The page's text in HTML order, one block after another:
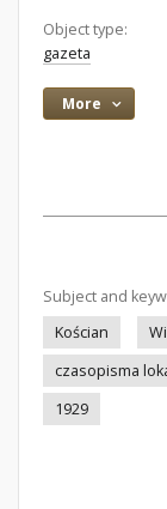
Object type:
gazeta
More
Subject and
Kościan
czasopisma
1929